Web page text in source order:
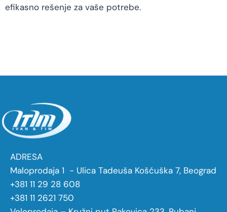
efikasno rešenje za vaše potrebe.
ADRESA
Maloprodaja 1 - Ulica Tadeuša Košćuška 7, Beograd
+381 11 29 28 608
+381 11 2621 750